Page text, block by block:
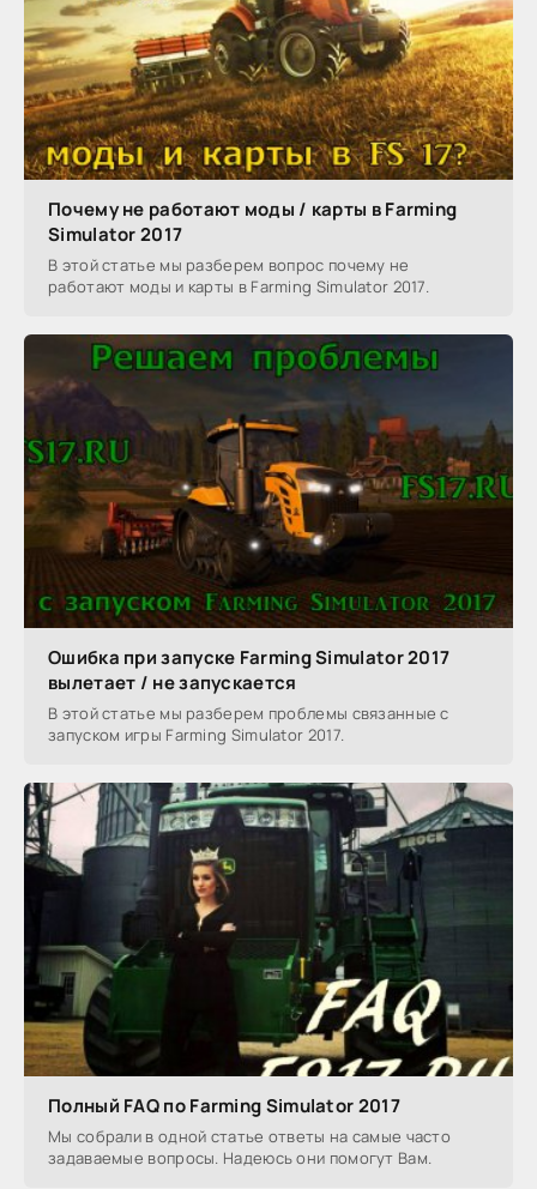
Почему не работают моды / карты в Farming
Simulator 2017
В этой статье мы разберем вопрос почему не
работают моды и карты в Farming Simulator 2017.
Ошибка при запуске Farming Simulator 2017
вылетает / не запускается
В этой статье мы разберем проблемы связанные с
запуском игры Farming Simulator 2017.
Полный FAQ по Farming Simulator 2017
Мы собрали в одной статье ответы на самые часто
задаваемые вопросы. Надеюсь они помогут Вам.